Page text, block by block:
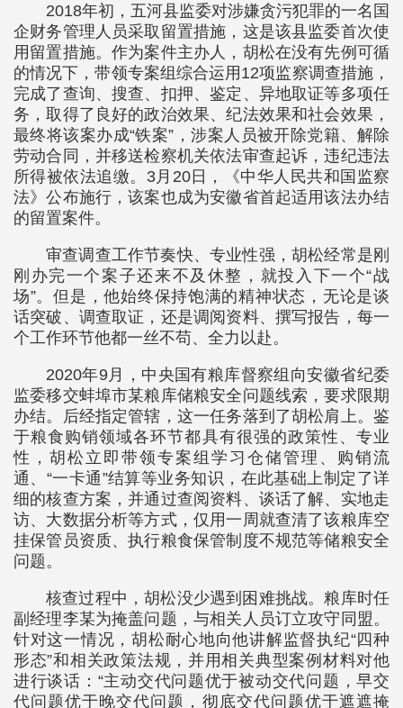
2018年初，五河县监委对涉嫌贪污犯罪的一名国
企财务管理人员采取留置措施，这是该县监委首次使
用留置措施。作为案件主办人，胡松在没有先例可循
的情况下，带领专案组综合运用12项监察调查措施，
完成了查询、搜查、扣押、鉴定、异地取证等多项任
务，取得了良好的政治效果、纪法效果和社会效果，
最终将该案办成“铁案”，涉案人员被开除党籍、解除
劳动合同，并移送检察机关依法审查起诉，违纪违法
所得被依法追缴。3月20日，《中华人民共和国监察
法》公布施行，该案也成为安徽省首起适用该法办结
的留置案件。
审查调查工作节奏快、专业性强，胡松经常是刚
刚办完一个案子还来不及休整，就投入下一个“战
场”。但是，他始终保持饱满的精神状态，无论是谈
话突破、调查取证，还是调阅资料、撰写报告，每一
个工作环节他都一丝不苟、全力以赴。
2020年9月，中央国有粮库督察组向安徽省纪委
监委移交蚌埠市某粮库储粮安全问题线索，要求限期
办结。后经指定管辖，这一任务落到了胡松肩上。鉴
于粮食购销领域各环节都具有很强的政策性、专业
性，胡松立即带领专案组学习仓储管理、购销流
通、“一卡通”结算等业务知识，在此基础上制定了详
细的核查方案，并通过查阅资料、谈话了解、实地走
访、大数据分析等方式，仅用一周就查清了该粮库空
挂保管员资质、执行粮食保管制度不规范等储粮安全
问题。
核查过程中，胡松没少遇到困难挑战。粮库时任
副经理李某为掩盖问题，与相关人员订立攻守同盟。
针对这一情况，胡松耐心地向他讲解监督执纪“四种
形态”和相关政策法规，并用相关典型案例材料对他
进行谈话：“主动交代问题优于被动交代问题，早交
代问题优于晚交代问题，彻底交代问题优于遮遮掩